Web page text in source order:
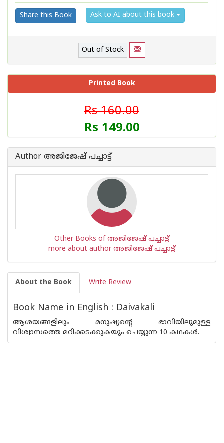
Share this Book Ask to AI about this book
Out of Stock
Printed Book
Rs 160.00
Rs 149.00
Author അജിജേഷ് പച്ചാട്ട്
Other Books of അജിജേഷ് പച്ചാട്ട്
more about author അജിജേഷ് പച്ചാട്ട്
About the Book Write Review
Book Name in English : Daivakali
ആശയങ്ങളിലും മനുഷ്യന്റെ ഭാവിയിലുമുള്ള
വിശ്വാസത്തെ മറിക്കടക്കുകയും ചെയ്യുന്ന 10 കഥകള്‍.